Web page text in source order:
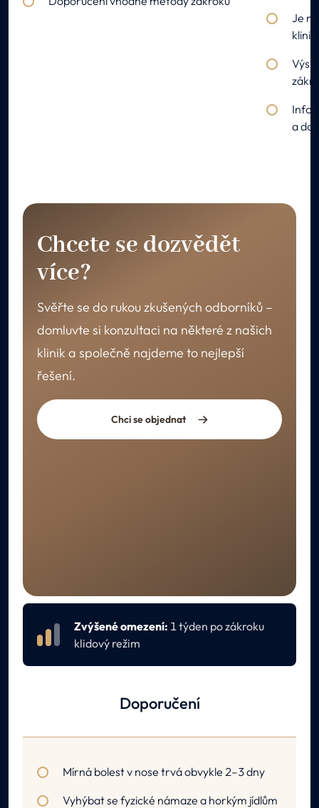
Je
a
Chcete se dozvědět
více?
Svěřte se do rukou zkušených odborníků –
domluvte si konzultaci na některé z našich
klinik a společně najdeme to nejlepší
řešení.
Chci se objednat
Zvýšené omezení: 1 týden po zákroku
klidový režim
Doporučení
Mírná bolest v nose trvá obvykle 2–3 dny
Vyhýbat se fyzické námaze a horkým jídlům